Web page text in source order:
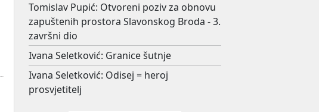
Tomislav Pupić: Otvoreni poziv za obnovu
zapuštenih prostora Slavonskog Broda - 3.
završni dio
Ivana Seletković: Granice šutnje
Ivana Seletković: Odisej = heroj
prosvjetitelj